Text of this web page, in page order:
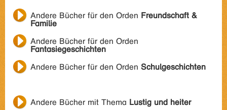
Andere Bücher für den Orden Freundschaft &
Familie
Andere Bücher für den Orden
Fantasiegeschichten
Andere Bücher für den Orden Schulgeschichten
Andere Bücher mit Thema Lustig und heiter